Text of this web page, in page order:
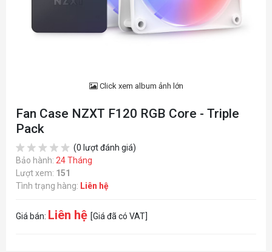
Click xem album ảnh lớn
Fan Case NZXT F120 RGB Core - Triple
Pack
(0 lượt đánh giá)
Bảo hành: 24 Tháng
Lượt xem: 151
Tình trạng hàng: Liên hệ
Giá bán: Liên hệ [Giá đã có VAT]